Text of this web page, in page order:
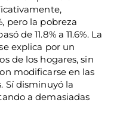
pero la pobreza
de 11.8% a 11.6%. La
explica por un
de los hogares, sin
modificarse en las
Sí disminuyó la
a demasiadas